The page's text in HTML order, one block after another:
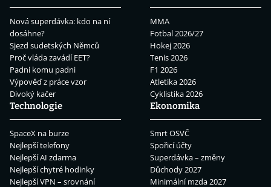
Nová superdávka: kdo na ní
dosáhne?
Sjezd sudetských Němců
Proč vláda zavádí EET?
Padni komu padni
Výpověď z práce vzor
Divoký kačer
MMA
Fotbal 2026/27
Hokej 2026
Tenis 2026
F1 2026
Atletika 2026
Cyklistika 2026
Technologie
SpaceX na burze
Nejlepší telefony
Nejlepší AI zdarma
Nejlepší chytré hodinky
Nejlepší VPN – srovnání
Ekonomika
Smrt OSVČ
Spořicí účty
Superdávka – změny
Důchody 2027
Minimální mzda 2027